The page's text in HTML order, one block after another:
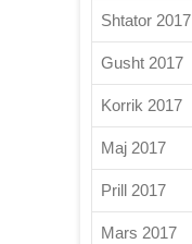
Shtator 2017
Gusht 2017
Korrik 2017
Maj 2017
Prill 2017
Mars 2017